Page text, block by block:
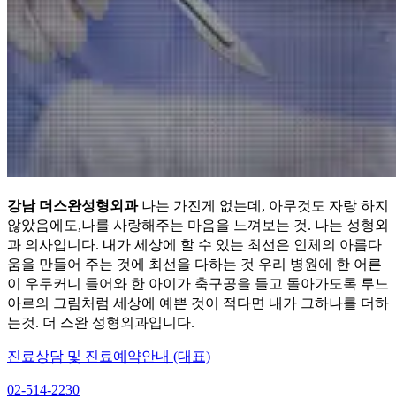
강남 더스완성형외과 나는 가진게 없는데, 아무것도 자랑 하지
않았음에도,나를 사랑해주는 마음을 느껴보는 것. 나는 성형외
과 의사입니다. 내가 세상에 할 수 있는 최선은 인체의 아름다
움을 만들어 주는 것에 최선을 다하는 것 우리 병원에 한 어른
이 우두커니 들어와 한 아이가 축구공을 들고 돌아가도록 루느
아르의 그림처럼 세상에 예쁜 것이 적다면 내가 그하나를 더하
는것. 더 스완 성형외과입니다.
진료상담 및 진료예약안내 (대표)
02-514-2230